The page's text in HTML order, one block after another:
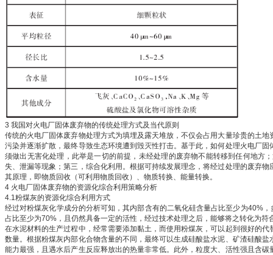
3 我国对火电厂固体废弃物的传统处理方式及当代原则
传统的火电厂固体废弃物处理方式为填埋及露天堆放，不仅会占用大量珍贵的土
污染并逐渐扩散，最终导致生态环境遭到毁灭性打击。基于此，如何处理火电厂
须做出无害化处理，此举是一切的前提，未经处理的废弃物不能转移到任何地方
失、泄漏等现象；第三，综合化利用。根据可持续发展理念，将经过处理的废弃
其原理，即物质回收（可利用物质回收）、物质转换、能量转换。
4 火电厂固体废弃物的资源化综合利用策略分析
4.1粉煤灰的资源化综合利用方式
经过对粉煤灰化学成分的分析可知，其内部含有的二氧化硅含量占比至少为40%
占比至少为70%，且仍然具备一定的活性，经过技术处理之后，能够将之转化为
在水泥材料的生产过程中，经常需要添加黏土，而使用粉煤灰，可以起到很好的
数量。根据粉煤灰内部化合物含量的不同，最终可以生成硅酸盐水泥、矿渣硅酸
能力最强，且遇水后产生反应释放出的热量非常低。此外，粒度大、活性强且含